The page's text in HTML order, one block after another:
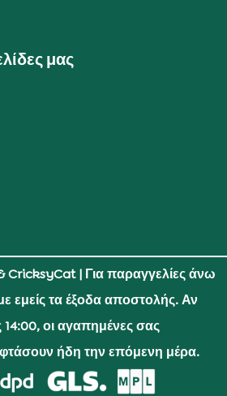
μας
CricksyCat| Για παραγγελίες άνω
εμείς τα έξοδα αποστολής. Αν
14:00, οι αγαπημένες σας
φτάσουν ήδη την επόμενη μέρα.